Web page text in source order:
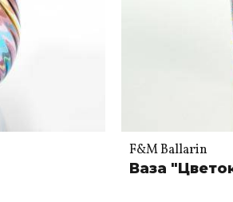
F&M Ballarin
Ваза